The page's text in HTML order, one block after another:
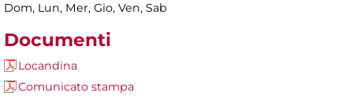
Dom, Lun, Mer, Gio, Ven, Sab
Documenti
Locandina
Comunicato stampa